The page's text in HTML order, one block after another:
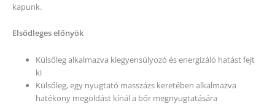
kapunk.
Elsődleges előnyök
Külsőleg alkalmazva kiegyensúlyozó és energizáló hatást fejt
ki
Külsőleg, egy nyugtató masszázs keretében alkalmazva
hatékony megoldást kínál a bőr megnyugtatására